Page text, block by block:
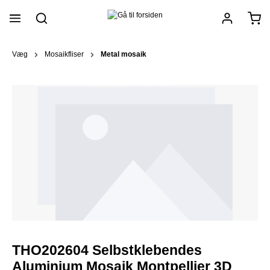
Væg Mosaikfliser Metal mosaik
THO202604 Selbstklebendes
Aluminium Mosaik Montpellier 3D